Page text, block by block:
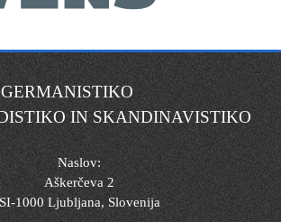
IN SKANDINAVISTIKO
Naslov:
Aškerčeva 2
SI-1000 Ljubljana, Slovenija